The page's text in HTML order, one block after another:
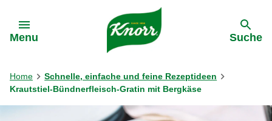
Menu Suche
Home
Schnelle, einfache und feine Rezeptideen
Krautstiel-Bündnerfleisch-Gratin mit Bergkäse